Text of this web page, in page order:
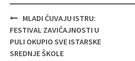
Navigacija
objava
MLADI ČUVAJU ISTRU:
FESTIVAL ZAVIČAJNOSTI U
PULI OKUPIO SVE ISTARSKE
SREDNJE ŠKOLE